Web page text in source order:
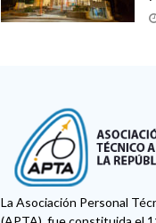
La Asociación Personal